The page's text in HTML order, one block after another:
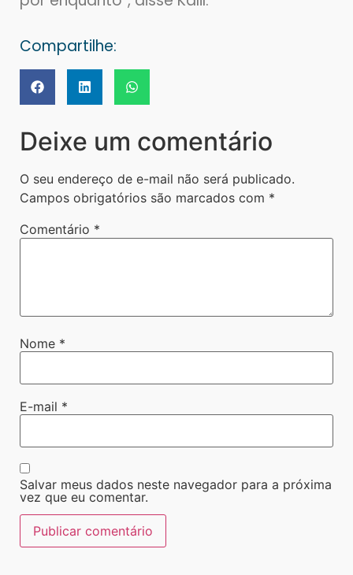
Compartilhe:
Deixe um comentário
O seu endereço de e-mail não será publicado.
Campos obrigatórios são marcados com *
Comentário *
Nome *
E-mail *
Salvar meus dados neste navegador para a próxima
vez que eu comentar.